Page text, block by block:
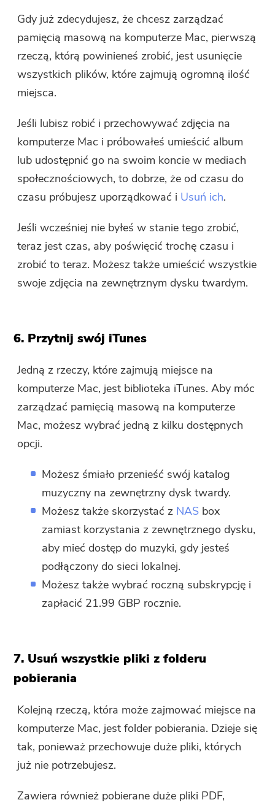
Gdy już zdecydujesz, że chcesz zarządzać
pamięcią masową na komputerze Mac, pierwszą
rzeczą, którą powinieneś zrobić, jest usunięcie
wszystkich plików, które zajmują ogromną ilość
miejsca.
Jeśli lubisz robić i przechowywać zdjęcia na
komputerze Mac i próbowałeś umieścić album
lub udostępnić go na swoim koncie w mediach
społecznościowych, to dobrze, że od czasu do
czasu próbujesz uporządkować i Usuń ich.
Jeśli wcześniej nie byłeś w stanie tego zrobić,
teraz jest czas, aby poświęcić trochę czasu i
zrobić to teraz. Możesz także umieścić wszystkie
swoje zdjęcia na zewnętrznym dysku twardym.
6. Przytnij swój iTunes
Jedną z rzeczy, które zajmują miejsce na
komputerze Mac, jest biblioteka iTunes. Aby móc
zarządzać pamięcią masową na komputerze
Mac, możesz wybrać jedną z kilku dostępnych
opcji.
Możesz śmiało przenieść swój katalog
muzyczny na zewnętrzny dysk twardy.
Możesz także skorzystać z NAS box
zamiast korzystania z zewnętrznego dysku,
aby mieć dostęp do muzyki, gdy jesteś
podłączony do sieci lokalnej.
Możesz także wybrać roczną subskrypcję i
zapłacić 21.99 GBP rocznie.
7. Usuń wszystkie pliki z folderu
pobierania
Kolejną rzeczą, która może zajmować miejsce na
komputerze Mac, jest folder pobierania. Dzieje się
tak, ponieważ przechowuje duże pliki, których
już nie potrzebujesz.
Zawiera również pobierane duże pliki PDF,